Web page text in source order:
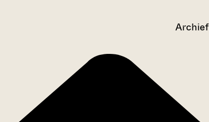
Archief